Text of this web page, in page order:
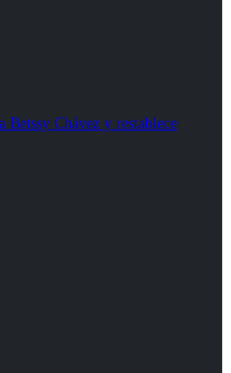
Chávez y restablece